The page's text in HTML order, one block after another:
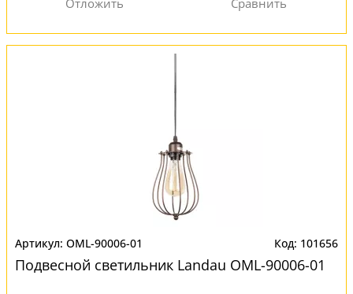
OML-90006-01 101656
Подвесной светильник Landau OML-90006-01